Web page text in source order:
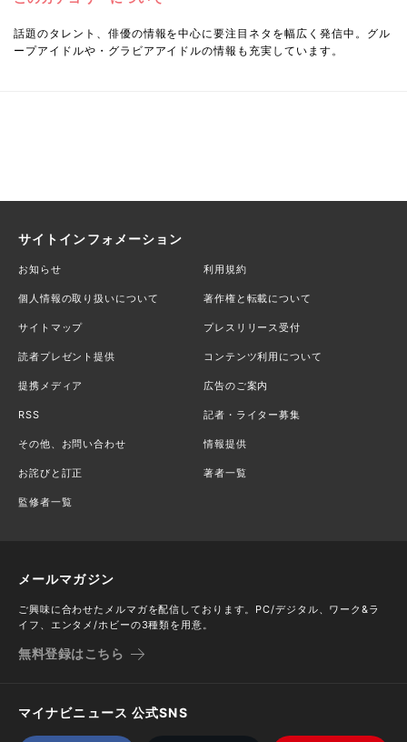
話題のタレント、俳優の情報を中心に要注目ネタを幅広く発信中。グル
ープアイドルや・グラビアアイドルの情報も充実しています。
サイトインフォメーション
お知らせ 利用規約
個人情報の取り扱いについて 著作権と転載について
サイトマップ プレスリリース受付
読者プレゼント提供 コンテンツ利用について
提携メディア 広告のご案内
RSS 記者・ライター募集
その他、お問い合わせ 情報提供
お詫びと訂正 著者一覧
監修者一覧
メールマガジン
ご興味に合わせたメルマガを配信しております。PC/デジタル、ワーク&ラ
イフ、エンタメ/ホビーの3種類を用意。
無料登録はこちら
マイナビニュース 公式SNS